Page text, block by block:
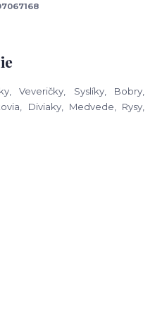
Veveričky, Syslíky, Bobry,
Diviaky, Medvede, Rysy,